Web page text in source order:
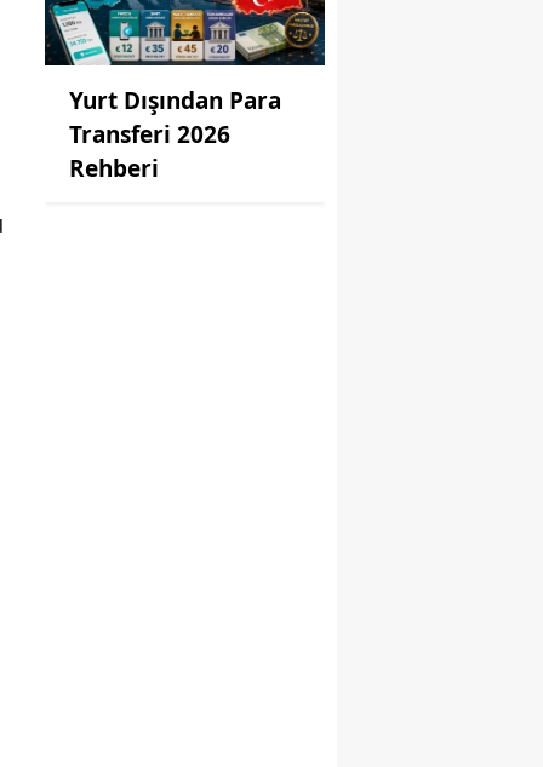
Yurt Dışından Para
Transferi 2026
Rehberi